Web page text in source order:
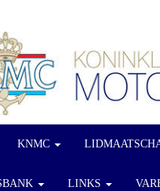
KNMC
LINKS